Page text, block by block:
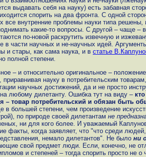
выдавать себя на науку) есть забавная
спорить на два фронта. С одной
все внутренние проблемы науки типа
какие-то вопросы. С другой – чаще –
по-новой раскрутить извечную и
в части научных и не-научных идей.
и стары, как сама наука, и в статье
полной степени.
– и относительно оригинальное –
приравнивая науку в потребительским
научных достижений, да и не просто
любому дилетанту. Ошибка тут на виду –
– товар потребительский и обязан быть
в большей степени, чем произведение
по природе своей дилетантам не
ни для кого более. И уважаемый
факты, когда заявляет, что "что среди
немало дилетантов". Не было ни
свой предмет люди. Если, конечно, не
и степеней – тогда спорить просто не о